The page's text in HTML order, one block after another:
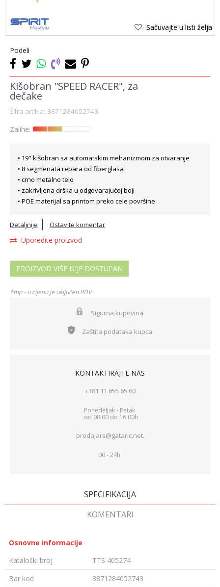
Sačuvajte u listi želja
Podeli
Kišobran ''SPEED RACER", za
dečake
Šifra artikla: 3871284052743
Zalihe:
• 19" kišobran sa automatskim mehanizmom za otvaranje
• 8 segmenata rebara od fiberglasa
• crno metalno telo
• zakrivljena drška u odgovarajućoj boji
• POE materijal sa printom preko cele površine
Detaljnije Ostavite komentar
Uporedite proizvod
PROIZVOD VIŠE NIJE DOSTUPAN
*mp - u cijenu je uključen PDV
Sigurna kupovina
Zaštita podataka kupca
KONTAKTIRAJTE NAS
+381 11 655 65 60
Ponedeljak - Petak
od 08:00 do 16:00h
prodajars@gataric.net.
00 - 24h
SPECIFIKACIJA
KOMENTARI
Osnovne informacije
Kataloški broj
TTS 405274
Bar kod
3871284052743